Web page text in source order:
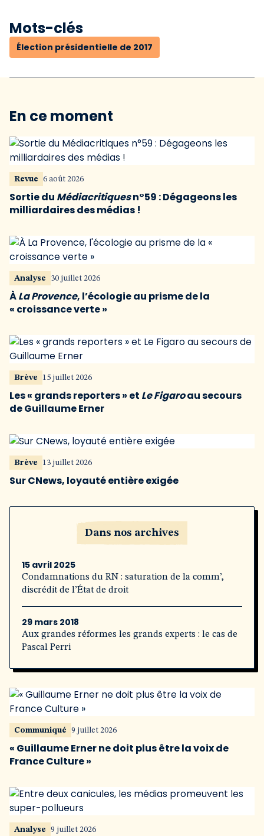
Mots-clés
Élection présidentielle de 2017
En ce moment
Revue 6 août 2026
Sortie du Médiacritiquesn°59 : Dégageons les
milliardaires des médias !
Analyse 30 juillet 2026
ÀLa Provence, l’écologie au prisme de la
« croissance verte »
Brève 15 juillet 2026
Les « grands reporters » et Le Figaroau secours
de Guillaume Erner
Brève 13 juillet 2026
Sur CNews, loyauté entière exigée
Dans nos archives
15 avril 2025
Condamnations du RN : saturation de la comm’,
discrédit de l’État de droit
29 mars 2018
Aux grandes réformes les grands experts : le cas de
Pascal Perri
Communiqué 9 juillet 2026
« Guillaume Erner ne doit plus être la voix de
France Culture »
Analyse 9 juillet 2026